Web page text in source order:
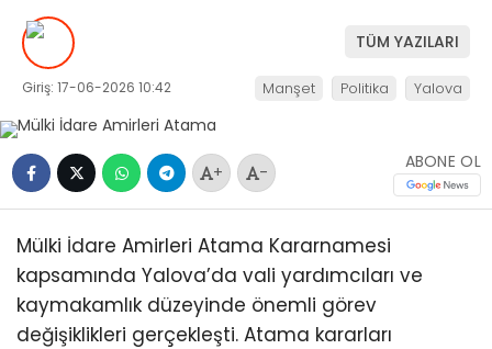
TÜM YAZILARI
Giriş: 17-06-2026 10:42 Manşet Politika Yalova
+ -
ABONE OL
Mülki İdare Amirleri Atama Kararnamesi
kapsamında Yalova’da vali yardımcıları ve
kaymakamlık düzeyinde önemli görev
değişiklikleri gerçekleşti. Atama kararları